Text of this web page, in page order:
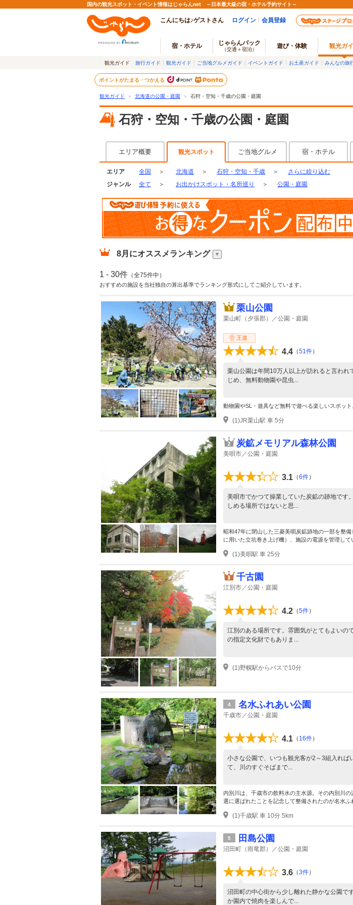
国内の観光スポット・イベント情報はじゃらんnet ～日本最大級の宿・ホテル予約サイト～
こんにちは♪ゲストさん ログイン 会員登録
宿・ホテル じゃらんパック
（交通＋宿泊） 遊び・体験 観光ガ
観光ガイド 旅行ガイド 観光ガイド ご当地グルメガイド イベントガイド お土産ガイド みんなの旅
ポイントがたまる・つかえる
観光ガイド ＞ 北海道の公園・庭園 ＞ 石狩・空知・千歳の公園・庭園
石狩・空知・千歳の公園・庭園
エリア概要 観光スポット ご当地グルメ 宿・ホテル
エリア 全国 ＞ 北海道 ＞ 石狩・空知・千歳 ＞
さらに絞り込む
ジャンル
全て ＞ お出かけスポット・名所巡り ＞ 公園・庭園
8月 にオススメランキング
1 - 30件 （全75件中）
おすすめの施設を当社独自の算出基準でランキング形式にしてご紹介しています。
栗山公園
栗山町（夕張郡）／公園・庭園
王道
4.4 （51件）
栗山公園は年間10万人以上が訪れると言われ
じめ、無料動物園や昆虫...
動物園やSL・遊具など無料で遊べる楽しいスポッ
(1)JR栗山駅 車 5分
炭鉱メモリアル森林公園
美唄市／公園・庭園
3.1 （6件）
美唄市でかつて操業していた炭鉱の跡地です
しめる場所ではないと思...
昭和47年に閉山した三菱美唄炭鉱跡地の一部を整
に用いた立坑巻き上げ機）、施設の電源を管理して
(1)美唄駅 車 25分
千古園
江別市／公園・庭園
4.2 （5件）
江別のある場所です。雰囲気がとてもよいの
の指定文化財でもありま...
(1)野幌駅からバスで10分
4 名水ふれあい公園
千歳市／公園・庭園
4.1 （ 16件）
小さな公園で、いつも観光客が2～3組入れば
て、川のすぐそばまで...
内別川は、千歳市の飲料水の主水源。その内別川
選に選ばれたことを記念して整備されたのが名水ふ
(1)千歳駅 車 10分 5km
5 田島公園
沼田町（雨竜郡）／公園・庭園
3.6 （3件）
沼田町の中心街から少し離れた静かな公園で
か園内で焼肉を楽しんで...